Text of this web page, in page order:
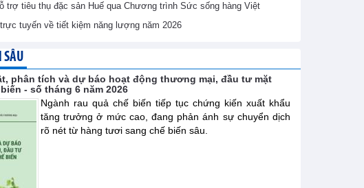
trợ tiêu thụ đặc sản Huế qua Chương trình Sức sống hàng Việt
tuyến về tiết kiệm năng lượng năm 2026
SÂU
phân tích và dự báo hoạt động thương mại, đầu tư mặt
- số tháng 6 năm 2026
Ngành rau quả chế biến tiếp tục chứng kiến xuất khẩu
tăng trưởng ở mức cao, đang phản ánh sự chuyển dịch
rõ nét từ hàng tươi sang chế biến sâu.